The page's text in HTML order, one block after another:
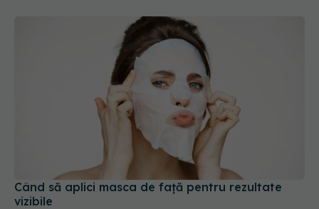
Când să aplici masca de față pentru rezultate
vizibile